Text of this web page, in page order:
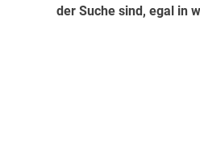
der Suche sind, egal in